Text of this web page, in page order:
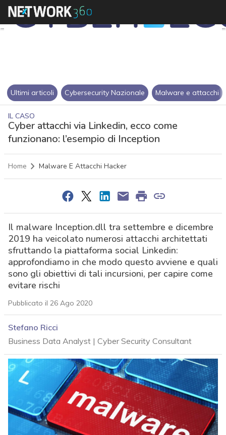
Ultimi articoli Cybersecurity Nazionale Malware e attacchi
IL CASO
Cyber attacchi via Linkedin, ecco come
funzionano: l’esempio di Inception
Home Malware E Attacchi Hacker
Il malware Inception.dll tra settembre e dicembre
2019 ha veicolato numerosi attacchi architettati
sfruttando la piattaforma social Linkedin:
approfondiamo in che modo questo avviene e quali
sono gli obiettivi di tali incursioni, per capire come
evitare rischi
Pubblicato il 26 Ago 2020
Stefano Ricci
Business Data Analyst | Cyber Security Consultant